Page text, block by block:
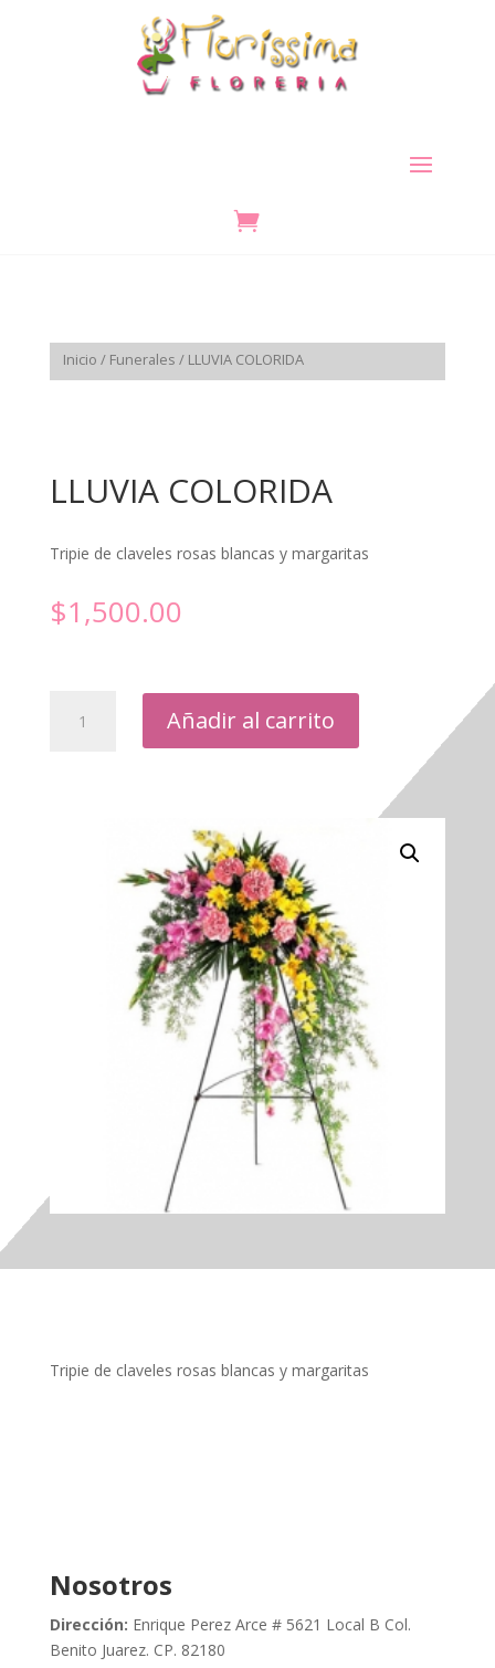

Inicio / Funerales / LLUVIA COLORIDA
LLUVIA COLORIDA
Tripie de claveles rosas blancas y margaritas
$1,500.00
COLORIDA
Añadir al carrito
Tripie de claveles rosas blancas y margaritas
Nosotros
Dirección: Enrique Perez Arce # 5621 Local B Col.
Benito Juarez. CP. 82180